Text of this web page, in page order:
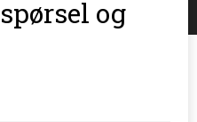
og